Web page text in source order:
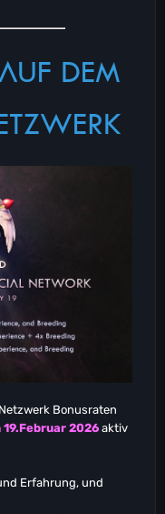
DEM
Bonusraten
2026aktiv
Erfahrung, und